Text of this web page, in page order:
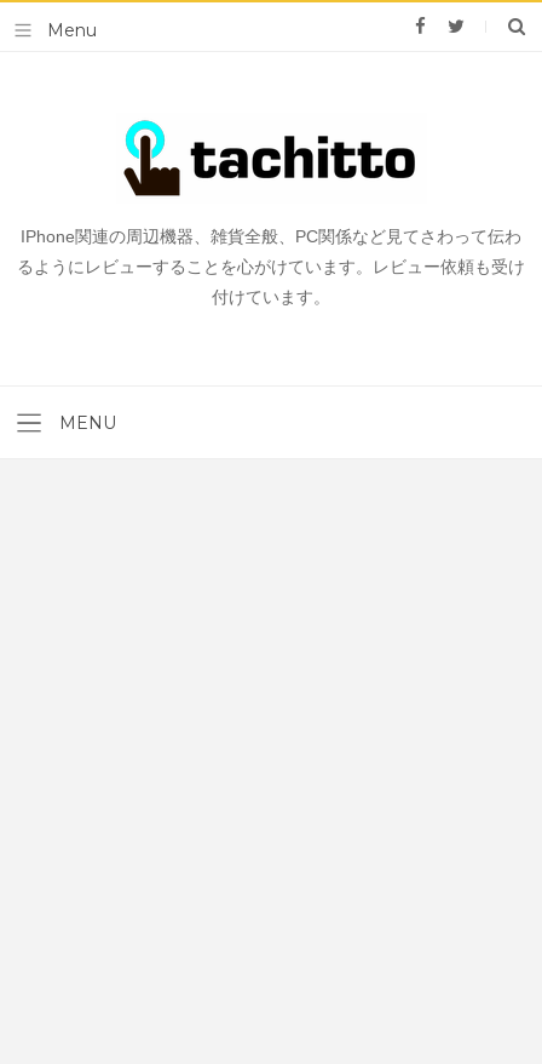
IPhone関連の周辺機器、雑貨全般、PC関係など見てさわって伝わ
るようにレビューすることを心がけています。レビュー依頼も受け
付けています。